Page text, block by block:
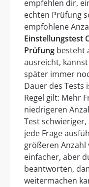
empfehlen dir,
echten Prüfung
empfohlene
Einstellungstest
Prüfung besteht
ausreicht,
später immer
Dauer des Tests
Regel gilt: Mehr
niedrigeren
Test
jede Frage
größeren Anzahl
einfacher, aber
beantworten,
weitermachen